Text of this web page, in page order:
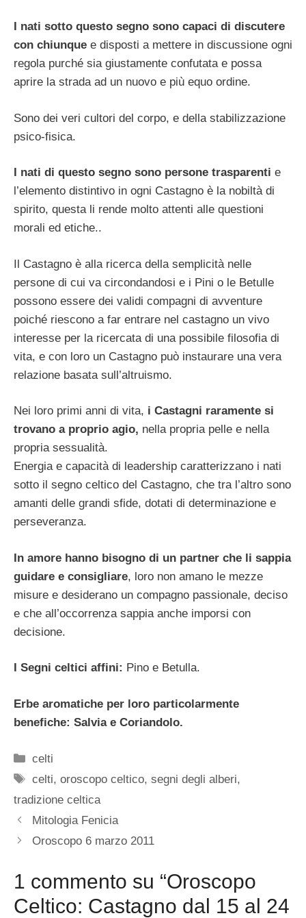
I nati sotto questo segno sono capaci di discutere
con chiunque e disposti a mettere in discussione ogni
regola purché sia giustamente confutata e possa
aprire la strada ad un nuovo e più equo ordine.
Sono dei veri cultori del corpo, e della stabilizzazione
psico-fisica.
I nati di questo segno sono persone trasparenti e
l’elemento distintivo in ogni Castagno è la nobiltà di
spirito, questa li rende molto attenti alle questioni
morali ed etiche..
Il Castagno è alla ricerca della semplicità nelle
persone di cui va circondandosi e i Pini o le Betulle
possono essere dei validi compagni di avventure
poiché riescono a far entrare nel castagno un vivo
interesse per la ricercata di una possibile filosofia di
vita, e con loro un Castagno può instaurare una vera
relazione basata sull’altruismo.
Nei loro primi anni di vita, i Castagni raramente si
trovano a proprio agio, nella propria pelle e nella
propria sessualità.
Energia e capacità di leadership caratterizzano i nati
sotto il segno celtico del Castagno, che tra l’altro sono
amanti delle grandi sfide, dotati di determinazione e
perseveranza.
In amore hanno bisogno di un partner che li sappia
guidare e consigliare, loro non amano le mezze
misure e desiderano un compagno passionale, deciso
e che all’occorrenza sappia anche imporsi con
decisione.
I Segni celtici affini: Pino e Betulla.
Erbe aromatiche per loro particolarmente
benefiche: Salvia e Coriandolo.
Categorie
celti
Tag
celti,oroscopo celtico,segni degli alberi,
tradizione celtica
Mitologia Fenicia
Oroscopo 6 marzo 2011
1 commento su “Oroscopo
Celtico: Castagno dal 15 al 24